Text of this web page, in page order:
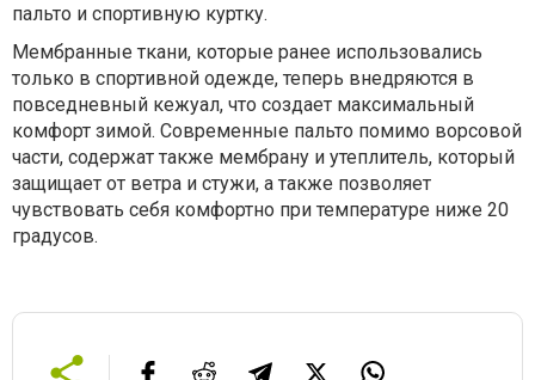
пальто и спортивную куртку.
Мембранные ткани, которые ранее использовались
только в спортивной одежде, теперь внедряются в
повседневный кежуал, что создает максимальный
комфорт зимой. Современные пальто помимо ворсовой
части, содержат также мембрану и утеплитель, который
защищает от ветра и стужи, а также позволяет
чувствовать себя комфортно при температуре ниже 20
градусов.